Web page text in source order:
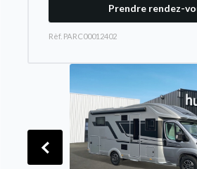
Prendre rendez-
Rèf. PARC00012402